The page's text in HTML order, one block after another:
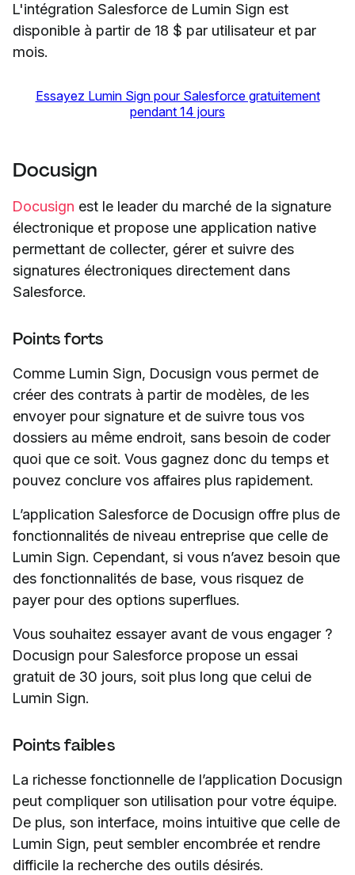
L'intégration Salesforce de Lumin Sign est
disponible à partir de 18 $ par utilisateur et par
mois.
Essayez Lumin Sign pour Salesforce gratuitement
pendant 14 jours
Docusign
Docusign est le leader du marché de la signature
électronique et propose une application native
permettant de collecter, gérer et suivre des
signatures électroniques directement dans
Salesforce.
Points forts
Comme Lumin Sign, Docusign vous permet de
créer des contrats à partir de modèles, de les
envoyer pour signature et de suivre tous vos
dossiers au même endroit, sans besoin de coder
quoi que ce soit. Vous gagnez donc du temps et
pouvez conclure vos affaires plus rapidement.
L’application Salesforce de Docusign offre plus de
fonctionnalités de niveau entreprise que celle de
Lumin Sign. Cependant, si vous n’avez besoin que
des fonctionnalités de base, vous risquez de
payer pour des options superflues.
Vous souhaitez essayer avant de vous engager ?
Docusign pour Salesforce propose un essai
gratuit de 30 jours, soit plus long que celui de
Lumin Sign.
Points faibles
La richesse fonctionnelle de l’application Docusign
peut compliquer son utilisation pour votre équipe.
De plus, son interface, moins intuitive que celle de
Lumin Sign, peut sembler encombrée et rendre
difficile la recherche des outils désirés.